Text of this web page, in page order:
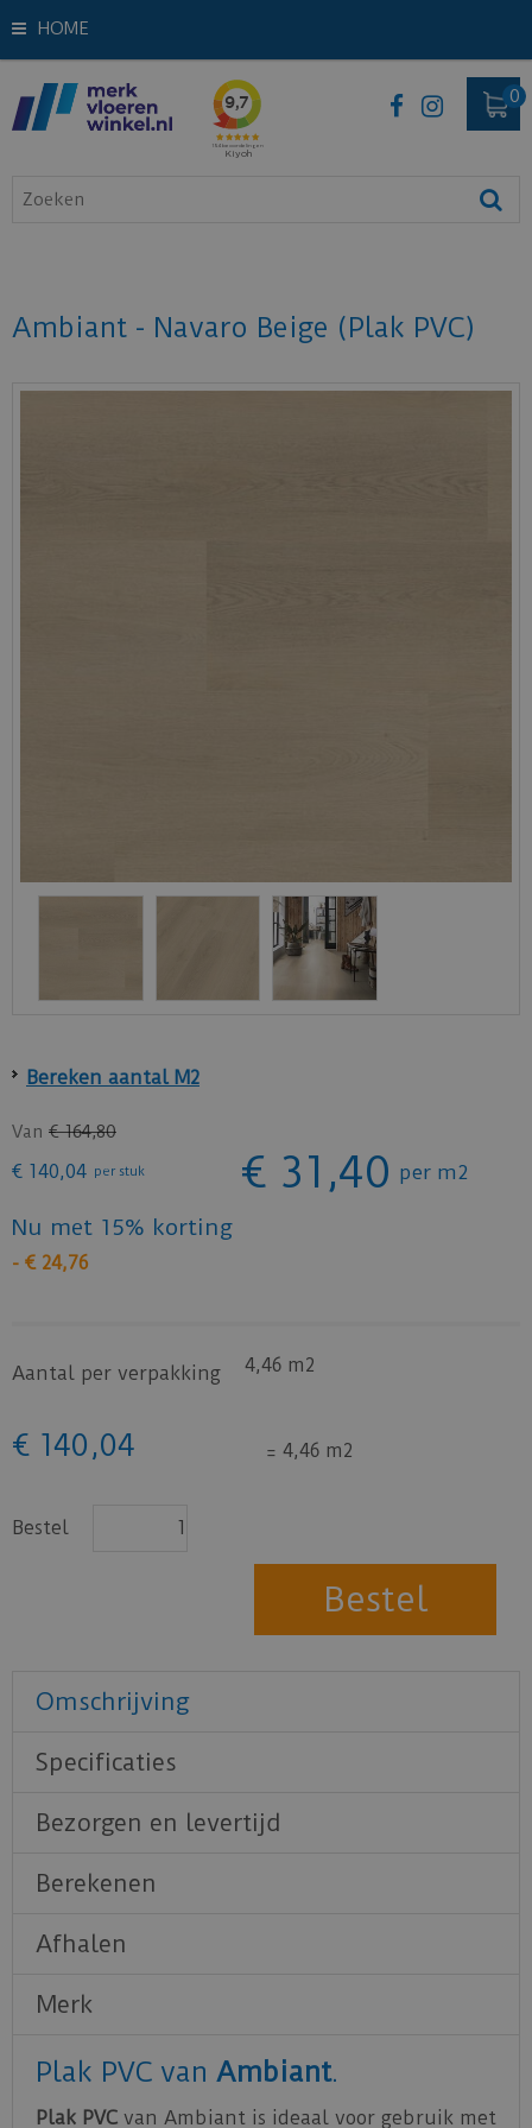
HOME
Ambiant - Navaro Beige (Plak PVC)
Bereken aantal M2
Van € 164,80
€ 140,04 per stuk € 31 ,40 per m2
Nu met 15% korting
- € 24,76
Aantal per verpakking 4,46 m2
€ 140 ,04 = 4,46 m2
Bestel
Omschrijving
Specificaties
Bezorgen en levertijd
Berekenen
Afhalen
Merk
Plak PVC van Ambiant.
Plak PVC van Ambiant is ideaal voor gebruik met